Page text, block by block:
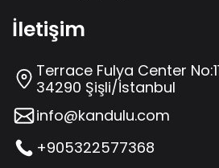
İletişim
Terrace Fulya Center
34290 Şişli/İstanbul
info@kandulu.com
+905322577368